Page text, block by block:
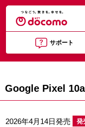
サポート
Google Pixel 10a
2026年4月14日発売 発